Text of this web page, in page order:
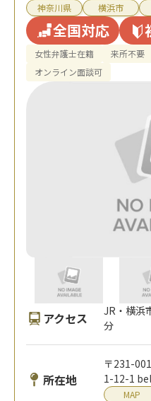
神奈川県 横浜市
全国対応
女性弁護士在籍 来所不要
オンライン面談可
アクセス
JR・横浜
分
所在地
〒231-
1-12-1
MAP